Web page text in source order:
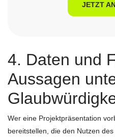
JETZT
4. Daten und
Aussagen
Wer eine Projektpräsentation
bereitstellen, die den Nutzen